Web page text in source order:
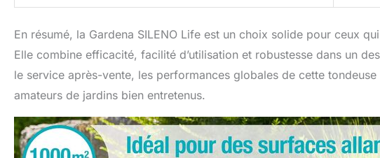
En résumé, la Gardena SILENO Life est un choix solide pour ceux
Elle combine efficacité, facilité d’utilisation et robustesse dans un
le service après-vente, les performances globales de cette
amateurs de jardins bien entretenus.